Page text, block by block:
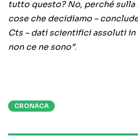
tutto questo? No, perché
cose che decidiamo –
Cts – dati scientifici assoluti in
non ce ne sono”.
CRONACA